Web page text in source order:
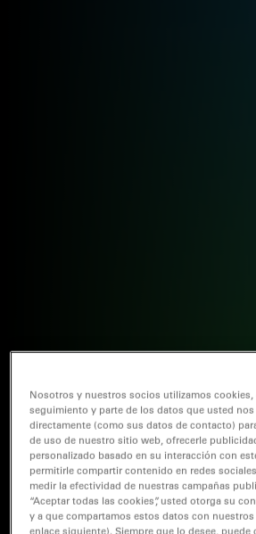
Nosotros y nuestros socios utilizamos
seguimiento y parte de los datos que usted
directamente (como sus datos de contacto)
de uso de nuestro sitio web, ofrecerle
personalizado basado en su interacción con
permitirle compartir contenido en redes
medir la efectividad de nuestras campañas
“Aceptar todas las cookies”, usted otorga su
y a que compartamos estos datos con
enlace siguiente). Siempre que lo desee, puede